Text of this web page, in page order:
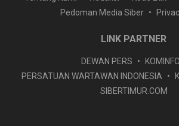
Pedoman Media Siber
LINK PARTNER
DEWAN PERS
KOMINFO
PERSATUAN WARTAWAN INDONESIA
SIBERTIMUR.COM